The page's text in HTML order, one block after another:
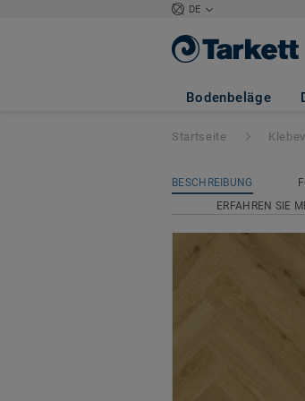
DE
Bodenbeläge
iD
Startseite
BESCHREIBUNG
ERFAHREN SIE